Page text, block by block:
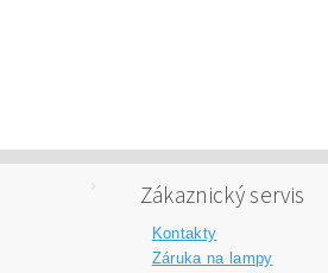
Zákaznický servis
Kontakty
Záruka na lampy